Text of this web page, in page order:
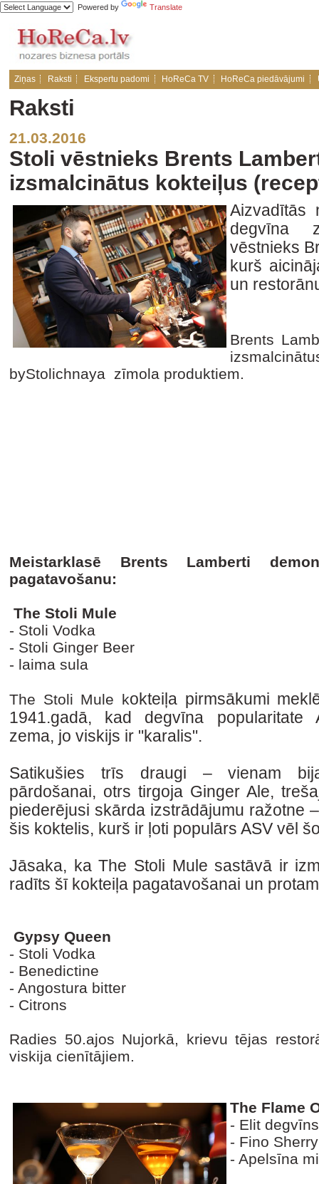
Powered by Translate
Ziņas Raksti Ekspertu padomi HoReCa TV HoReCa piedāvājumi
Raksti
21.03.2016
Stoli vēstnieks Brents
izsmalcinātus kokteiļus
Aizvadītās
degvīna
vēstnieks
kurš
un
Brents
byStolichnaya zīmola produktiem.
Meistarklasē Brents Lamberti
pagatavošanu:
The Stoli Mule
- Stoli Vodka
- Stoli Ginger Beer
- laima sula
The Stoli Mule kokteiļa pirmsākumi
1941.gadā, kad degvīna popularitate
zema, jo viskijs ir "karalis".
Satikušies trīs draugi – vienam
pārdošanai, otrs tirgoja Ginger Ale,
piederējusi skārda izstrādājumu ražotne
šis koktelis, kurš ir ļoti populārs ASV vēl
Jāsaka, ka The Stoli Mule sastāvā ir
radīts šī kokteiļa pagatavošanai un
Gypsy Queen
- Stoli Vodka
- Benedictine
- Angostura bitter
- Citrons
Radies 50.ajos Nujorkā, krievu tējas
viskija cienītājiem.
The Flame
- Elit degvīns
- Fino Sherry
- Apelsīna